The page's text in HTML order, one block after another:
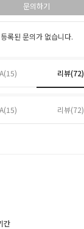
문의하기
등록된 문의가 없습니다.
리뷰(72)
리뷰(72)
간